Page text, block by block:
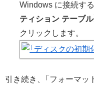
Windows に接続す
ティション テーブル
クリックします。
引き続き、「フォーマッ